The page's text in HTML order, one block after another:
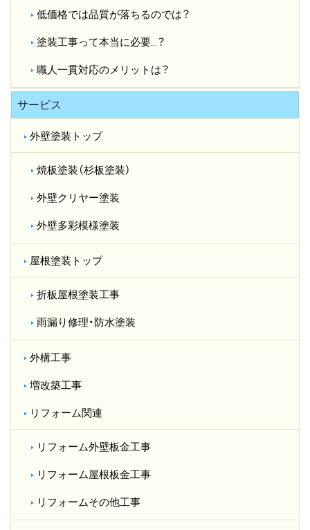
低価格では品質が落ちるのでは？​
塗装工事って本当に必要…？​
職人一貫対応のメリットは？​
サービス
外壁塗装トップ
焼板塗装（杉板塗装）
外壁クリヤー塗装
外壁多彩模様塗装
屋根塗装トップ
折板屋根塗装工事
雨漏り修理・防水塗装
外構工事
増改築工事
リフォーム関連
リフォーム外壁板金工事
リフォーム屋根板金工事
リフォームその他工事